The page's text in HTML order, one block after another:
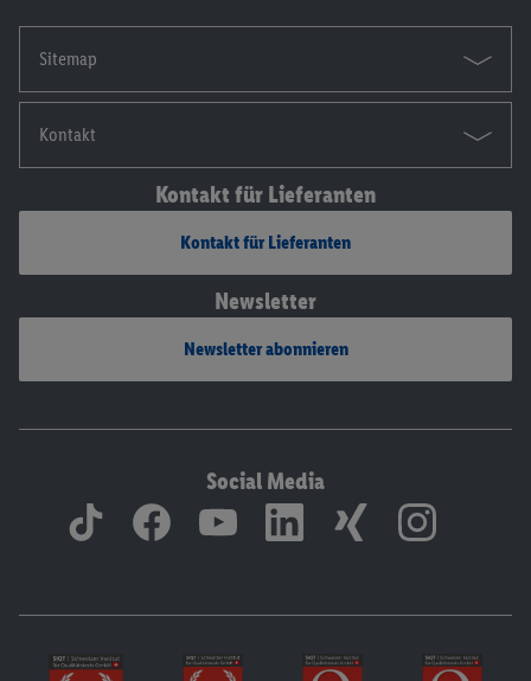
Sitemap
Kontakt
Kontakt für Lieferanten
Kontakt für Lieferanten
Newsletter
Newsletter abonnieren
Social Media